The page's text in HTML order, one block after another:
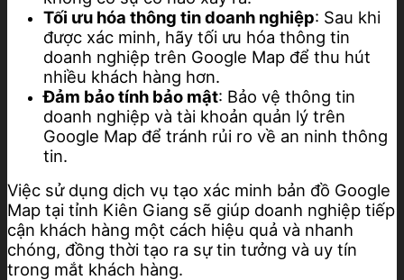
Tối ưu hóa thông tin doanh nghiệp: Sau khi
được xác minh, hãy tối ưu hóa thông tin
doanh nghiệp trên Google Map để thu hút
nhiều khách hàng hơn.
Đảm bảo tính bảo mật: Bảo vệ thông tin
doanh nghiệp và tài khoản quản lý trên
Google Map để tránh rủi ro về an ninh thông
tin.
Việc sử dụng dịch vụ tạo xác minh bản đồ Google
Map tại tỉnh Kiên Giang sẽ giúp doanh nghiệp tiếp
cận khách hàng một cách hiệu quả và nhanh
chóng, đồng thời tạo ra sự tin tưởng và uy tín
trong mắt khách hàng.